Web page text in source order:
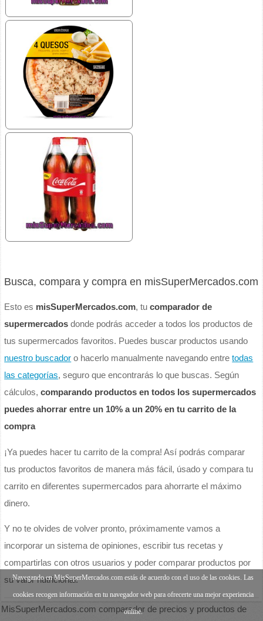
Busca, compara y compra en misSuperMercados.com
Esto es misSuperMercados.com, tucomparador de
supermercados donde podrás acceder a todos los productos de
tus supermercados favoritos. Puedes buscar productos usando
nuestro buscador o hacerlo manualmente navegando entretodas
las categorías, seguro que encontrarás lo que buscas. Según
cálculos,comparando productos en todos los supermercados
puedes ahorrar entre un 10% a un 20% en tu carrito de la
compra
¡Ya puedes hacer tu carrito de la compra! Así podrás comparar
tus productos favoritos de manera más fácil, úsado y compara tu
carrito en diferentes supermercados para ahorrarte el máximo
dinero.
Y no te olvides de volver pronto, próximamente vamos a
incorporar un sistema de opiniones, escribir tus recetas y
compartirlas con otros usuarios y poder comparar productos por
su valor nutricional.
MisSuperMercados.com comparador de precios y productos de
Navegando en MisSuperMercados.com estás de acuerdo con el uso de las cookies. Las
cookies recogen información en tu navegador web para ofrecerte una mejor experiencia
online.